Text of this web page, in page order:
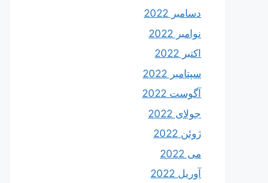
دسامبر 2022
نوامبر 2022
اکتبر 2022
سپتامبر 2022
آگوست 2022
جولای 2022
ژوئن 2022
می 2022
آوریل 2022